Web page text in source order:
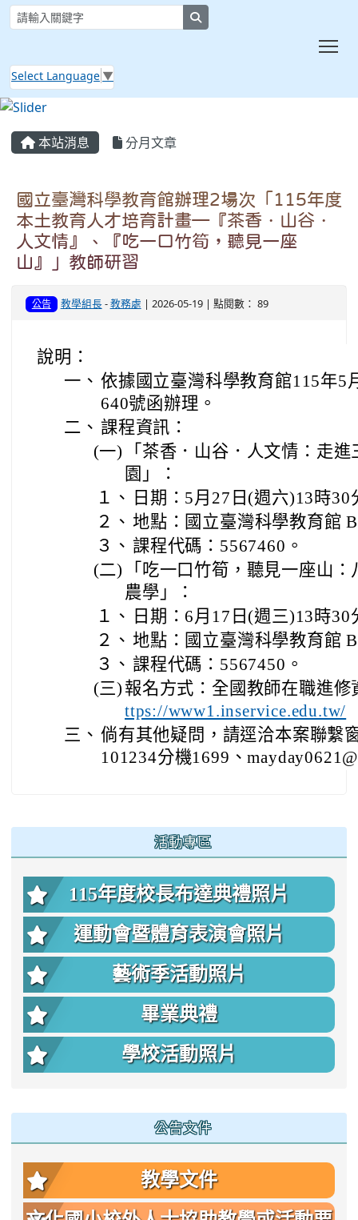
Select Language ▼
本站消息 分月文章
國立臺灣科學教育館辦理2場次「115年度
本土教育人才培育計畫—『茶香．山谷．
人文情』、『吃一口竹筍，聽見一座
山』」教師研習
公告 教學組長-教務處 | 2026-05-19 | 點閱數： 89
說明：
一、 依據國立臺灣科學教育館115年5
640號函辦理。
二、 課程資訊：
(一)
「茶香．山谷．人文情：走
園」：
１、
日期：5月27日(週六)13時30
２、 地點：國立臺灣科學教育館
３、 課程代碼：5567460。
(二)
「吃一口竹筍，聽見一座山
農學」：
１、
日期：6月17日(週三)13時30
２、 地點：國立臺灣科學教育館
３、 課程代碼：5567450。
(三) 報名方式：全國教師在職進
ttps://www1.inservice.edu.tw/
三、 倘有其他疑問，請逕洽本案聯繫
101234分機1699、
活動專區
115年度校長布達典禮照片
運動會暨體育表演會照片
藝術季活動照片
畢業典禮
學校活動照片
公告文件
教學文件